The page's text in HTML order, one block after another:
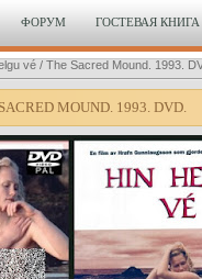
ФОРУМ ГОСТЕВАЯ КНИГА
vé / The Sacred Mound. 1993.
MOUND. 1993. DVD.